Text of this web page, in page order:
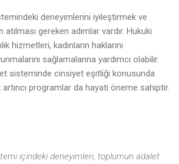
deneyimlerini iyileştirmek ve
gereken adımlar vardır. Hukuki
hizmetleri, kadınların haklarını
sağlamalarına yardımcı olabilir.
sisteminde cinsiyet eşitliği konusunda
artırıcı programlar da hayati öneme sahiptir.
içindeki deneyimleri, toplumun adalet